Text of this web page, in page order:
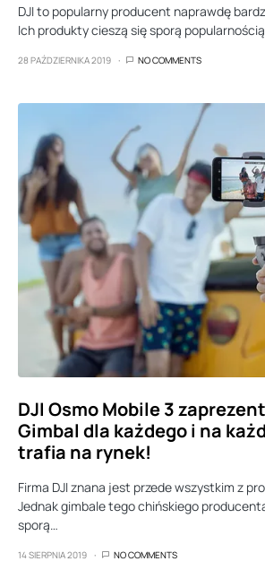
DJI to popularny producent naprawdę
Ich produkty cieszą się sporą
28 PAŹDZIERNIKA 2019 NO COMMENTS
DJI Osmo Mobile 3
Gimbal dla każdego i na
trafia na rynek!
Firma DJI znana jest przede wszystkim z
Jednak gimbale tego chińskiego
sporą…
14 SIERPNIA 2019 NO COMMENTS